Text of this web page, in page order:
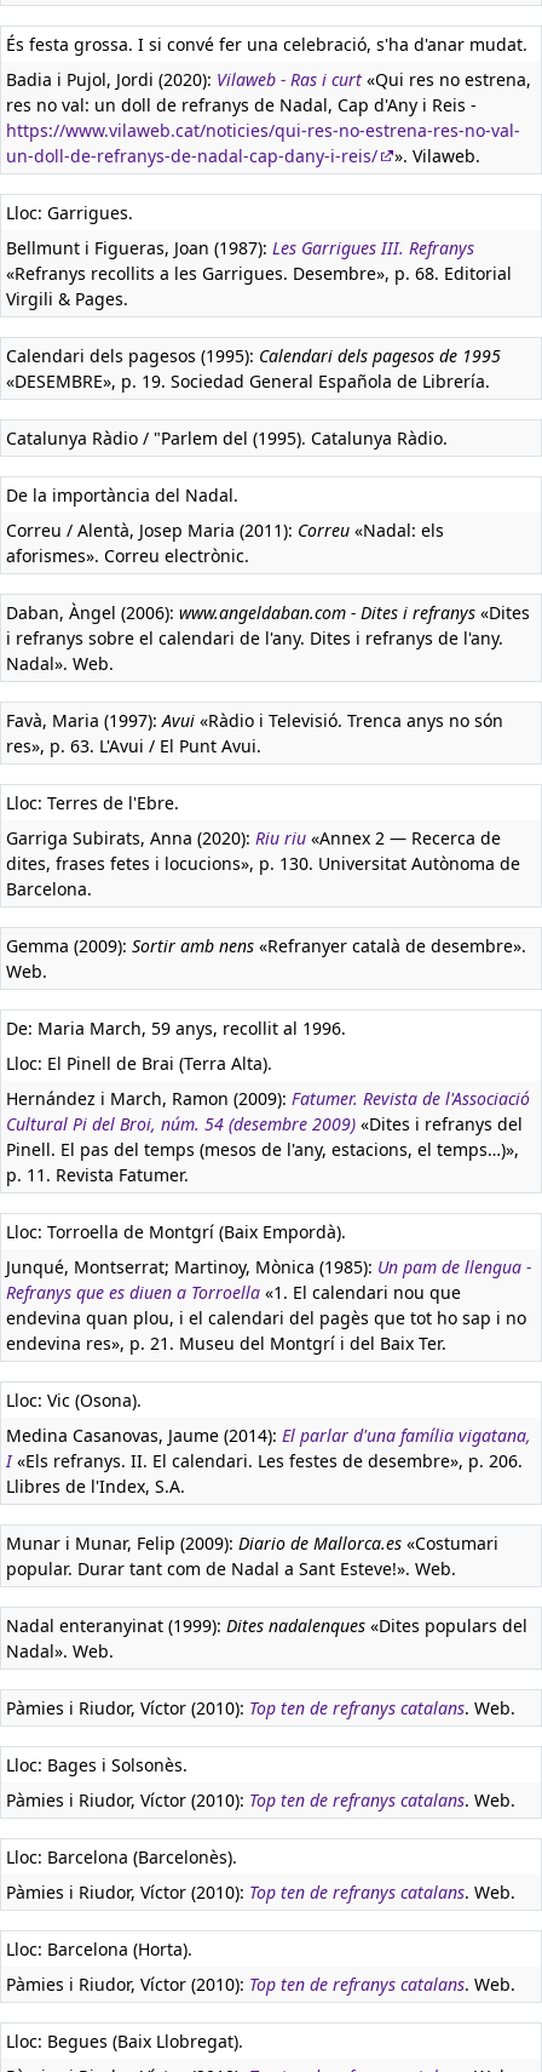
És festa grossa. I si convé fer una celebració, s'ha d'anar mudat.
Badia i Pujol, Jordi (2020): Vilaweb - Ras i curt «Qui res no estrena,
res no val: un doll de refranys de Nadal, Cap d'Any i Reis -
https://www.vilaweb.cat/noticies/qui-res-no-estrena-res-no-val-
un-doll-de-refranys-de-nadal-cap-dany-i-reis/
». Vilaweb.
Lloc: Garrigues.
Bellmunt i Figueras, Joan (1987): Les Garrigues III. Refranys
«Refranys recollits a les Garrigues. Desembre», p. 68. Editorial
Virgili & Pages.
Calendari dels pagesos (1995): Calendari dels pagesos de 1995
«DESEMBRE», p. 19. Sociedad General Española de Librería.
Catalunya Ràdio / "Parlem del (1995). Catalunya Ràdio.
De la importància del Nadal.
Correu / Alentà, Josep Maria (2011): Correu «Nadal: els
aforismes». Correu electrònic.
Daban, Àngel (2006): www.angeldaban.com - Dites i refranys «Dites
i refranys sobre el calendari de l'any. Dites i refranys de l'any.
Nadal». Web.
Favà, Maria (1997):Avui «Ràdio i Televisió. Trenca anys no són
res», p. 63. L'Avui / El Punt Avui.
Lloc: Terres de l'Ebre.
Garriga Subirats, Anna (2020): Riu riu «Annex 2 — Recerca de
dites, frases fetes i locucions», p. 130. Universitat Autònoma de
Barcelona.
Gemma (2009): Sortir amb nens «Refranyer català de desembre».
Web.
De: Maria March, 59 anys, recollit al 1996.
Lloc: El Pinell de Brai (Terra Alta).
Hernández i March, Ramon (2009): Fatumer. Revista de l'Associació
Cultural Pi del Broi, núm. 54 (desembre 2009) «Dites i refranys del
Pinell. El pas del temps (mesos de l'any, estacions, el temps…)»,
p. 11. Revista Fatumer.
Lloc: Torroella de Montgrí (Baix Empordà).
Junqué, Montserrat; Martinoy, Mònica (1985): Un pam de llengua -
Refranys que es diuen a Torroella «1. El calendari nou que
endevina quan plou, i el calendari del pagès que tot ho sap i no
endevina res», p. 21. Museu del Montgrí i del Baix Ter.
Lloc: Vic (Osona).
Medina Casanovas, Jaume (2014): El parlar d'una família vigatana,
I«Els refranys. II. El calendari. Les festes de desembre», p. 206.
Llibres de l'Index, S.A.
Munar i Munar, Felip (2009): Diario de Mallorca.es «Costumari
popular. Durar tant com de Nadal a Sant Esteve!». Web.
Nadal enteranyinat (1999): Dites nadalenques «Dites populars del
Nadal». Web.
Pàmies i Riudor, Víctor (2010): Top ten de refranys catalans. Web.
Lloc: Bages i Solsonès.
Pàmies i Riudor, Víctor (2010): Top ten de refranys catalans. Web.
Lloc: Barcelona (Barcelonès).
Pàmies i Riudor, Víctor (2010): Top ten de refranys catalans. Web.
Lloc: Barcelona (Horta).
Pàmies i Riudor, Víctor (2010): Top ten de refranys catalans. Web.
Lloc: Begues (Baix Llobregat).